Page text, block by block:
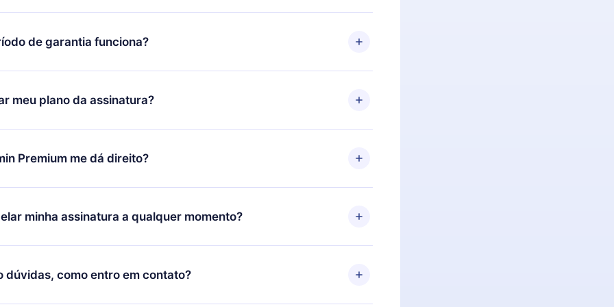
de garantia funciona?
nosso aplicativo e começar a aproveitar nossa biblioteca. Se por algum
satisfeito com nossa plataforma, basta entrar em contato com nossa
(contato@12min.com) em até 7 dias após a compra e solicitar o
meu plano da assinatura?
só se aplicará a partir do próximo período de cobrança. Por
decidiu mudar sua assinatura mensal para anual, após confirmar a
o plano anual, o novo plano só será aplicado e cobrado após o aniversário
Premium me dá direito?
é um plano que te garante acesso a toda nossa biblioteca de 2500+
em 3 línguas (Inglês, espanhol e português) que você pode ler ou
momento através do nosso aplicativo disponível para iOS, Android e
minha assinatura a qualquer momento?
por não renovar sua assinatura do 12min, você pode cancelar a
e o próximo ciclo de cobrança não ocorrerá.
dúvidas, como entro em contato?